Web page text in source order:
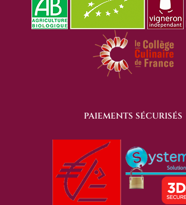
PAIEMENTS SÉCURISÉS